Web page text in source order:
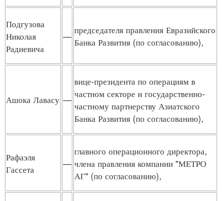
Подгузова
Николая
Радиевича
—
председателя правления Евразийского
Банка Развития (по согласованию),
Ашока Лавасу —
вице-президента по операциям в
частном секторе и государственно-
частному партнерству Азиатского
Банка Развития (по согласованию),
Рафаэля
Гассета
—
главного операционного директора,
члена правления компании "МЕТРО
АГ" (по согласованию),